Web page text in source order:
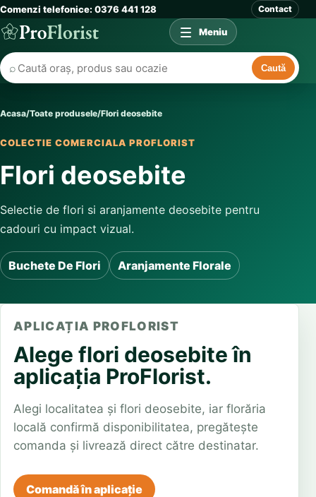
Comenzi telefonice: 0376 441 128 Contact
⌕ Caută
Meniu
Acasa/Toate produsele/Flori deosebite
COLECTIE COMERCIALA PROFLORIST
Flori deosebite
Selectie de flori si aranjamente deosebite pentru
cadouri cu impact vizual.
Buchete De Flori Aranjamente Florale
APLICAȚIA PROFLORIST
Alege flori deosebite în
aplicația ProFlorist.
Alegi localitatea și flori deosebite, iar florăria
locală confirmă disponibilitatea, pregătește
comanda și livrează direct către destinatar.
Comandă în aplicație